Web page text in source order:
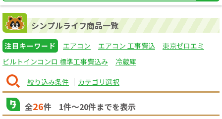
シンプルライフ商品一覧
注目キーワード エアコン エアコン 工事費込
東京ゼロエミ
ビルトインコンロ 標準工事費込み
冷蔵庫
絞り込み条件 カテゴリ選択
全26件 1件〜20件までを表示